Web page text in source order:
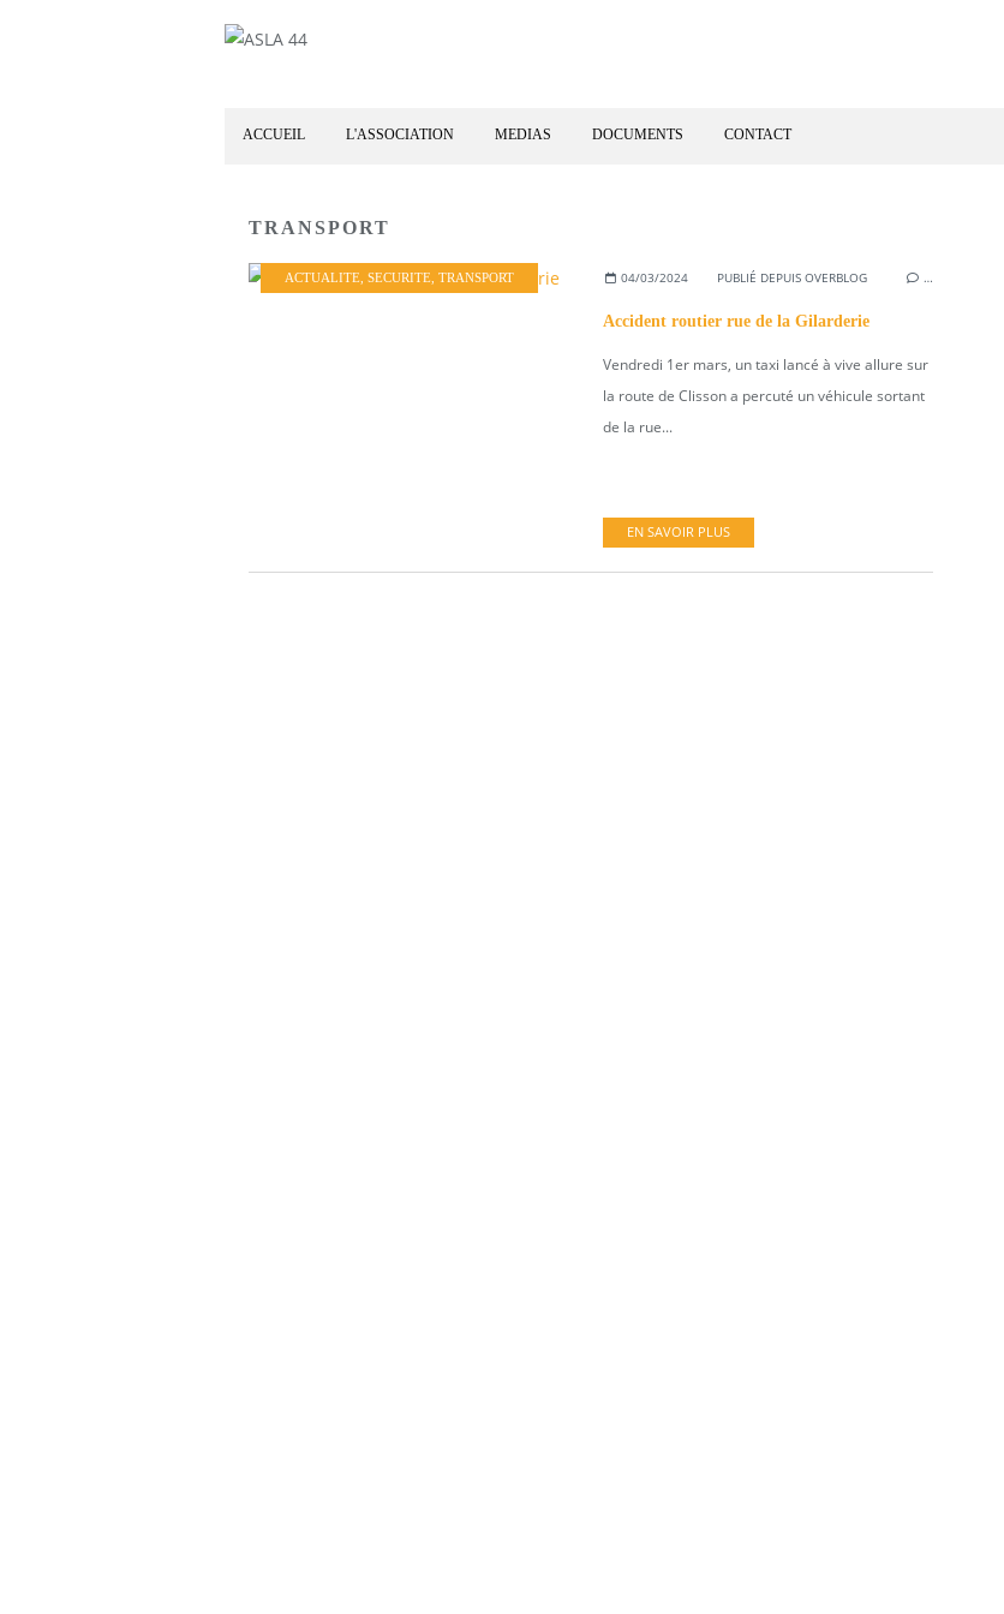
ACCUEIL L'ASSOCIATION MEDIAS DOCUMENTS CONTACT
TRANSPORT
ACTUALITE, SECURITE, TRANSPORT 04/03/2024 PUBLIÉ DEPUIS OVERBLOG …
Accident routier rue de la Gilarderie
Vendredi 1er mars, un taxi lancé à vive allure sur
la route de Clisson a percuté un véhicule sortant
de la rue...
EN SAVOIR PLUS